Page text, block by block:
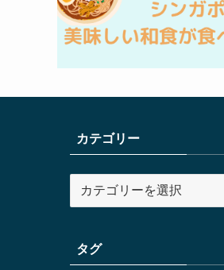
カテゴリー
テ
リ
ー
タグ